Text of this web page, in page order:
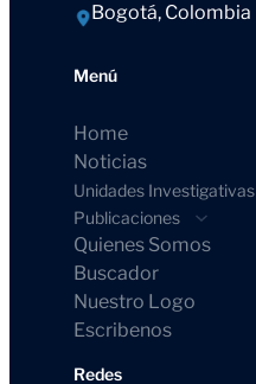
Bogotá, Colombia
Menú
Home
Noticias
Unidades Investigativas
Publicaciones
Quienes Somos
Buscador
Nuestro Logo
Escribenos
Redes